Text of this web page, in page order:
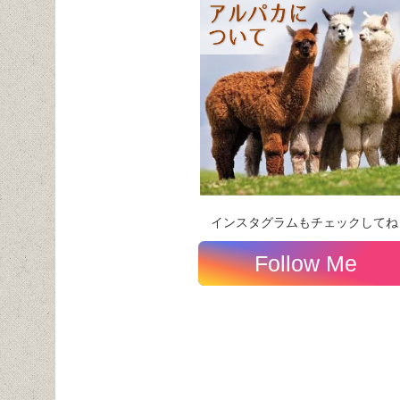
インスタグラムもチェックして
Follow Me